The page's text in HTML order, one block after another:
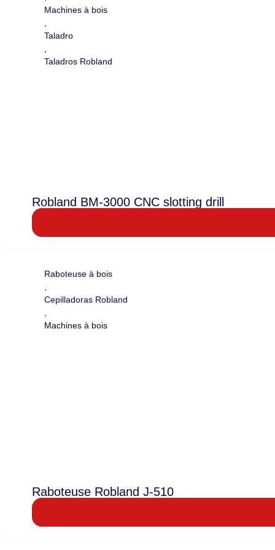
Machines à bois
Taladro
Taladros Robland
Robland BM-3000 CNC slotting drill
Raboteuse à bois
Cepilladoras Robland
Machines à bois
Raboteuse Robland J-510